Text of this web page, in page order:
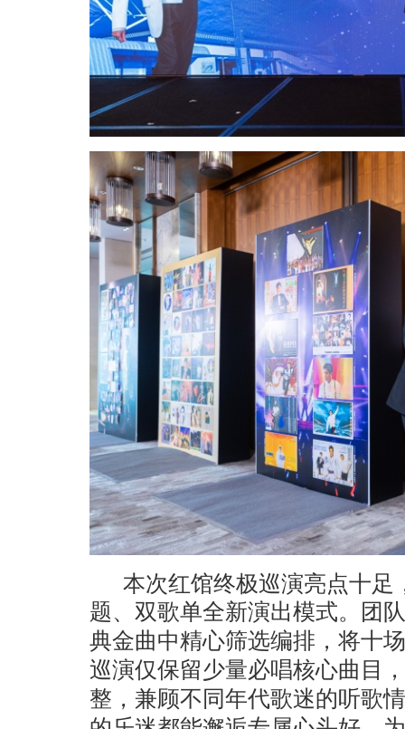
本次红馆终极巡演亮点十足
题、双歌单全新演出模式。团
典金曲中精心筛选编排，将十
巡演仅保留少量必唱核心曲目
整，兼顾不同年代歌迷的听歌